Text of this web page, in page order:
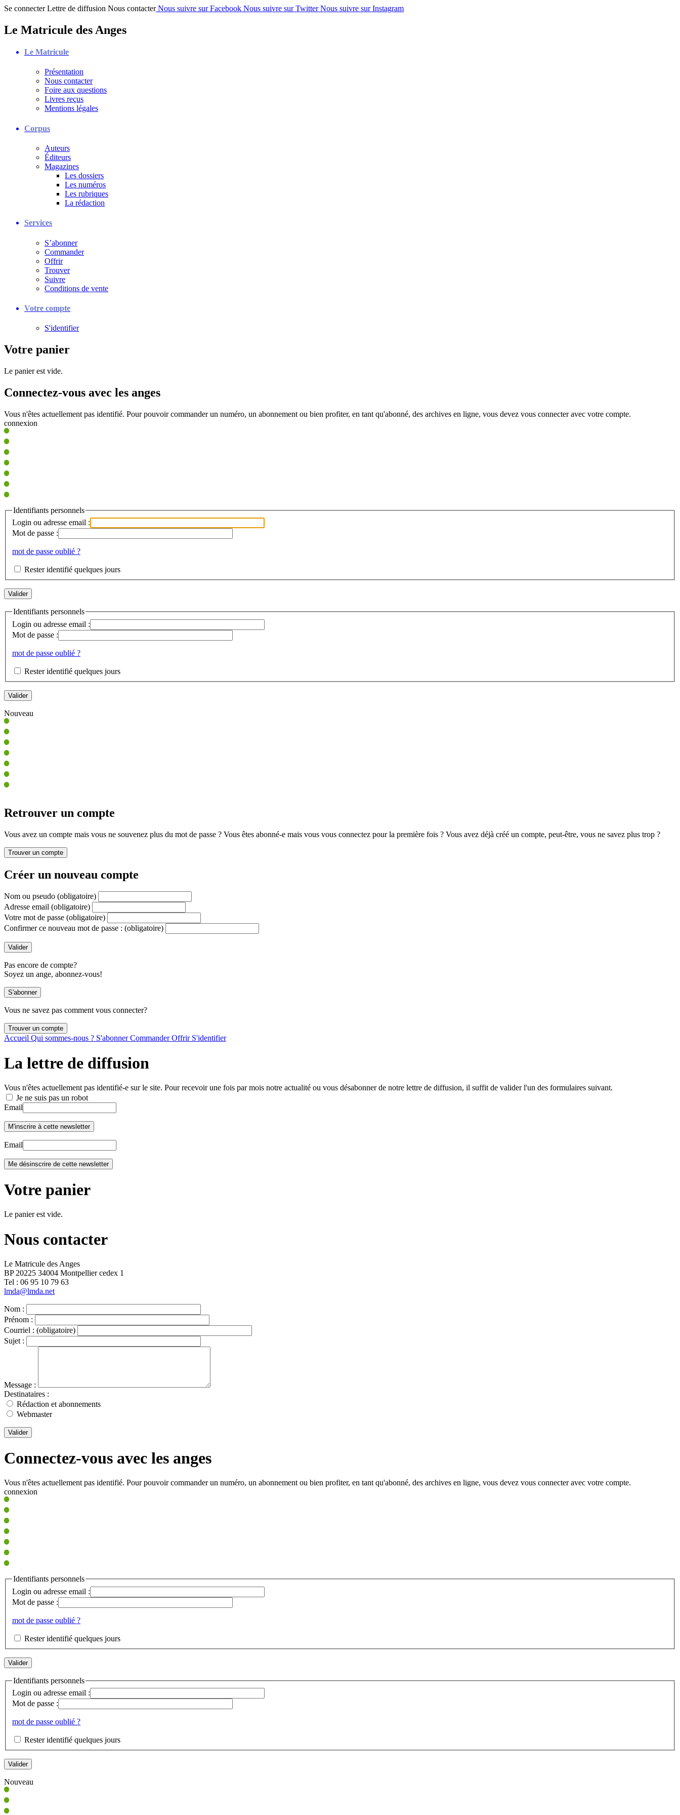
Se connecter Lettre de diffusion Nous contacter Nous suivre sur Facebook Nous suivre sur Twitter Nous suivre sur Instagram
Le Matricule des Anges
Le Matricule
Présentation
Nous contacter
Foire aux questions
Livres reçus
Mentions légales
Corpus
Auteurs
Éditeurs
Magazines
Les dossiers
Les numéros
Les rubriques
La rédaction
Services
S’abonner
Commander
Offrir
Trouver
Suivre
Conditions de vente
Votre compte
S'identifier
Votre panier
Le panier est vide.
Connectez-vous avec les anges
Vous n'êtes actuellement pas identifié. Pour pouvoir commander un numéro, un abonnement ou bien profiter, en tant qu'abonné, des archives en ligne, vous devez vous connecter avec votre compte.
connexion
Identifiants personnels
Login ou adresse email :
Mot de passe :
mot de passe oublié ?
Rester identifié quelques jours
Identifiants personnels
Login ou adresse email :
Mot de passe :
mot de passe oublié ?
Rester identifié quelques jours
Nouveau
Retrouver un compte
Vous avez un compte mais vous ne souvenez plus du mot de passe ? Vous êtes abonné-e mais vous vous connectez pour la première fois ? Vous avez déjà créé un compte, peut-être, vous ne savez plus trop ?
Créer un nouveau compte
Nom ou pseudo (obligatoire)
Adresse email (obligatoire)
Votre mot de passe (obligatoire)
Confirmer ce nouveau mot de passe : (obligatoire)
Pas encore de compte?
Soyez un ange, abonnez-vous!
Vous ne savez pas comment vous connecter?
Accueil Qui sommes-nous ? S'abonnerCommanderOffrir S'identifier
La lettre de diffusion
Vous n'êtes actuellement pas identifié-e sur le site. Pour recevoir une fois par mois notre actualité ou vous désabonner de notre lettre de diffusion, il suffit de valider l'un des formulaires suivant.
Je ne suis pas un robot
Email
Email
Votre panier
Le panier est vide.
Nous contacter
Le Matricule des Anges
BP 20225 34004 Montpellier cedex 1
Tel : ‭06 95 10 79 63
lmda@lmda.net
Nom :
Prénom :
Courriel : (obligatoire)
Sujet :
Message :
Destinataires :
Rédaction et abonnements
Webmaster
Valider
Connectez-vous avec les anges
Vous n'êtes actuellement pas identifié. Pour pouvoir commander un numéro, un abonnement ou bien profiter, en tant qu'abonné, des archives en ligne, vous devez vous connecter avec votre compte.
connexion
Identifiants personnels
Login ou adresse email :
Mot de passe :
mot de passe oublié ?
Rester identifié quelques jours
Identifiants personnels
Login ou adresse email :
Mot de passe :
mot de passe oublié ?
Rester identifié quelques jours
Nouveau